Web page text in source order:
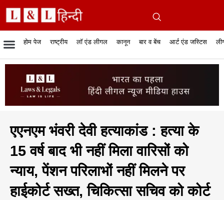
होम पेज राष्ट्रीय
रिपोर्टेबल जजमेंट सुप्रीम कोर्ट हाईकोर्ट
लॉ एंड लीगल
रिसर्च एनालाईसिस एंड लॉ केस स्टेटस
कानून
व्यापार में कानून फिल्में और कानून
बार व बेंच
बार एसोसिएशन बार
आर्ट एंड जस्टिस
जस्टिस एंड जस्टिस
एएनएम भंवरी देवी हत्याकांड : हत्या के
15 वर्ष बाद भी नहीं मिला वारिसों को
न्याय, पेंशन परिलाभों नहीं मिलने पर
हाईकोर्ट सख्त, चिकित्सा सचिव को कोर्ट